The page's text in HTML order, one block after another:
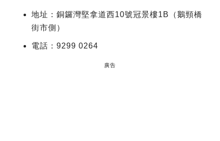
地址：銅鑼灣堅拿道西10號冠景樓1B（鵝頸橋
街市側）
電話：9299 0264
廣告